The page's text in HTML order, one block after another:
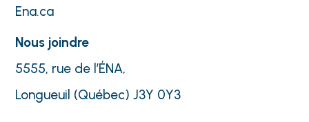
Ena.ca
Nous joindre
5555, rue de l’ÉNA,
Longueuil (Québec) J3Y 0Y3